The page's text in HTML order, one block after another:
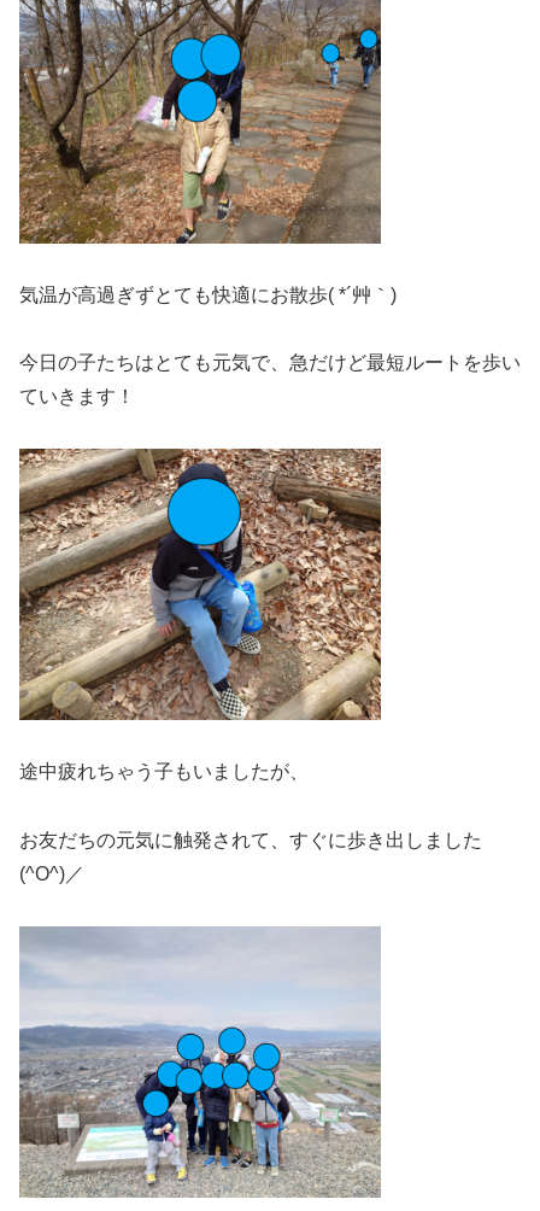
気温が高過ぎずとても快適にお散歩( *´艸｀)
今日の子たちはとても元気で、急だけど最短ルートを歩い
ていきます！
途中疲れちゃう子もいましたが、
お友だちの元気に触発されて、すぐに歩き出しました
(^O^)／